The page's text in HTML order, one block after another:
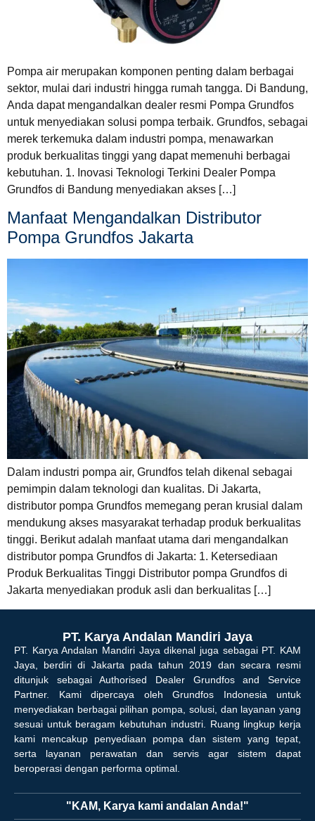
Pompa air merupakan komponen penting dalam berbagai
sektor, mulai dari industri hingga rumah tangga. Di Bandung,
Anda dapat mengandalkan dealer resmi Pompa Grundfos
untuk menyediakan solusi pompa terbaik. Grundfos, sebagai
merek terkemuka dalam industri pompa, menawarkan
produk berkualitas tinggi yang dapat memenuhi berbagai
kebutuhan. 1. Inovasi Teknologi Terkini Dealer Pompa
Grundfos di Bandung menyediakan akses […]
Manfaat Mengandalkan Distributor
Pompa Grundfos Jakarta
Dalam industri pompa air, Grundfos telah dikenal sebagai
pemimpin dalam teknologi dan kualitas. Di Jakarta,
distributor pompa Grundfos memegang peran krusial dalam
mendukung akses masyarakat terhadap produk berkualitas
tinggi. Berikut adalah manfaat utama dari mengandalkan
distributor pompa Grundfos di Jakarta: 1. Ketersediaan
Produk Berkualitas Tinggi Distributor pompa Grundfos di
Jakarta menyediakan produk asli dan berkualitas […]
PT. Karya Andalan Mandiri Jaya
PT. Karya Andalan Mandiri Jaya dikenal juga sebagai PT. KAM
Jaya, berdiri di Jakarta pada tahun 2019 dan secara resmi
ditunjuk sebagai Authorised Dealer Grundfos and Service
Partner. Kami dipercaya oleh Grundfos Indonesia untuk
menyediakan berbagai pilihan pompa, solusi, dan layanan yang
sesuai untuk beragam kebutuhan industri. Ruang lingkup kerja
kami mencakup penyediaan pompa dan sistem yang tepat,
serta layanan perawatan dan servis agar sistem dapat
beroperasi dengan performa optimal.
"KAM, Karya kami andalan Anda!"